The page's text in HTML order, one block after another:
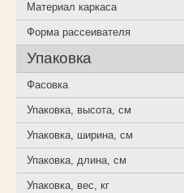
Материал каркаса
Форма рассеивателя
Упаковка
Фасовка
Упаковка, высота, см
Упаковка, ширина, см
Упаковка, длина, см
Упаковка, вес, кг